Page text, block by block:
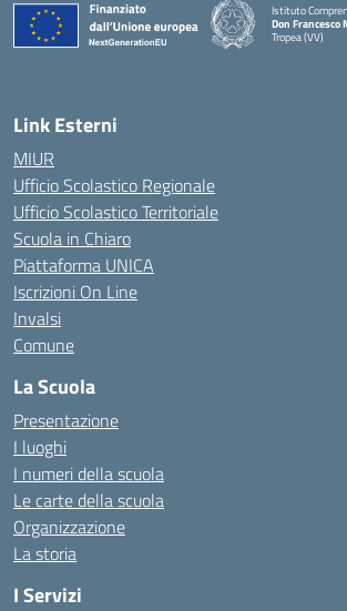
Istituto
Don Francesco
Tropea (VV)
— Visita la
Link Esterni
MIUR
Ufficio Scolastico Regionale
Ufficio Scolastico Territoriale
Scuola in Chiaro
Piattaforma UNICA
Iscrizioni On Line
Invalsi
Comune
La Scuola
Presentazione
I luoghi
I numeri della scuola
Le carte della scuola
Organizzazione
La storia
I Servizi